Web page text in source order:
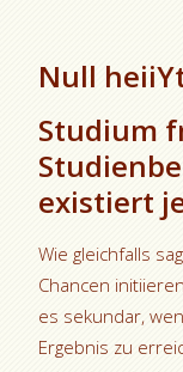
Null
Studium
existiert
Wie gleichfalls
Chancen
es sekundar,
Ergebnis zu